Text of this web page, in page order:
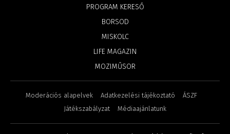
PROGRAM KERESŐ
BORSOD
MISKOLC
LIFE MAGAZIN
MOZIMŰSOR
Moderációs alapelvek Adatkezelési tájékoztató
ÁSZF
Játékszabályzat
Médiaajánlatunk